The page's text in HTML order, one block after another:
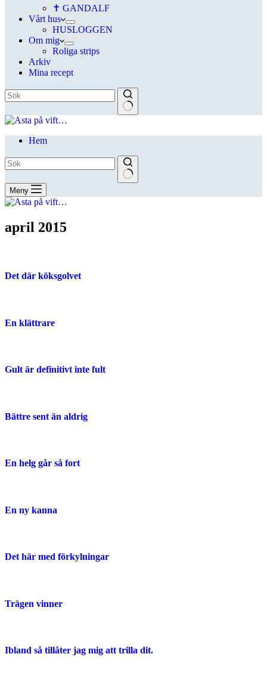
✝ GANDALF
Vårt hus
HUSLOGGEN
Om mig
Roliga strips
Arkiv
Mina recept
Hem
Meny
april 2015
Det där köksgolvet
En klättrare
Gult är definitivt inte fult
Bättre sent än aldrig
En helg går så fort
En ny kanna
Det här med förkylningar
Trägen vinner
Ibland så tillåter jag mig att trilla dit.